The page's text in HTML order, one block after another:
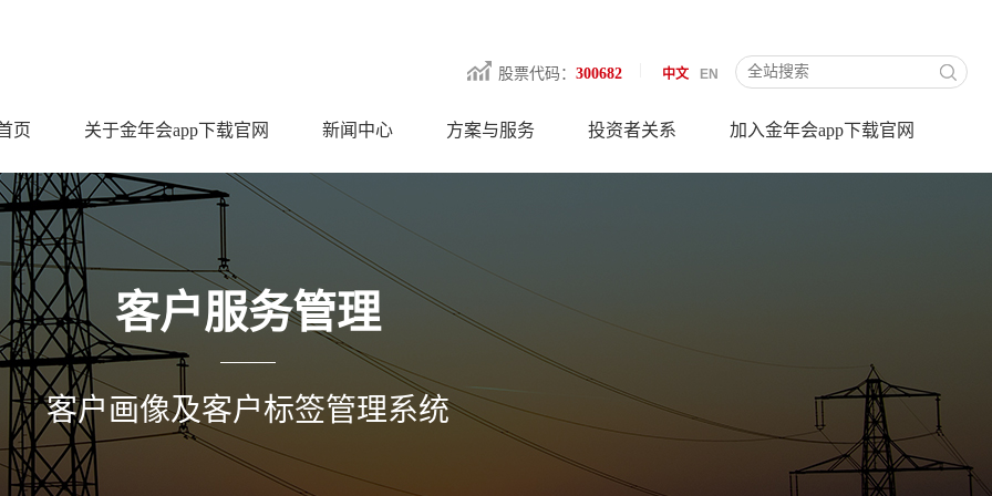
中文 EN
股票代码： 300682
页 关于金年会app下载官网 新闻中心 方案与服务 投资者关系 加入金年会app下载官网
客户服务管理
客户画像及客户标签管理系统